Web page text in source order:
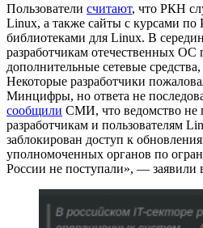
Пользователи считают, что РКН
Linux, а также сайты с курсами
библиотеками для Linux. В
разработчикам отечественных ОС
дополнительные сетевые
Некоторые разработчики
Минцифры, но ответа не
сообщили СМИ, что ведомство не
разработчикам и пользователям
заблокирован доступ к
уполномоченных органов по
России не поступали», —